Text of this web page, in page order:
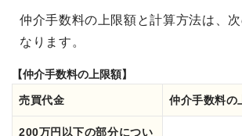
仲介手数料の上限額と計算方法は、
なります。
【仲介手数料の上限額】
売買代金 仲介手数料の
200万円以下の部分につい